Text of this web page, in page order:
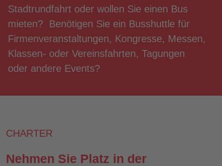
Stadtrundfahrt oder wollen Sie einen Bus
mieten? Benötigen Sie ein Busshuttle für
Firmen­veranstaltungen, Kongresse, Messen,
Klassen- oder Vereinsfahrten, Tagungen
oder andere Events?
CHARTER
Nehmen Sie Platz in der